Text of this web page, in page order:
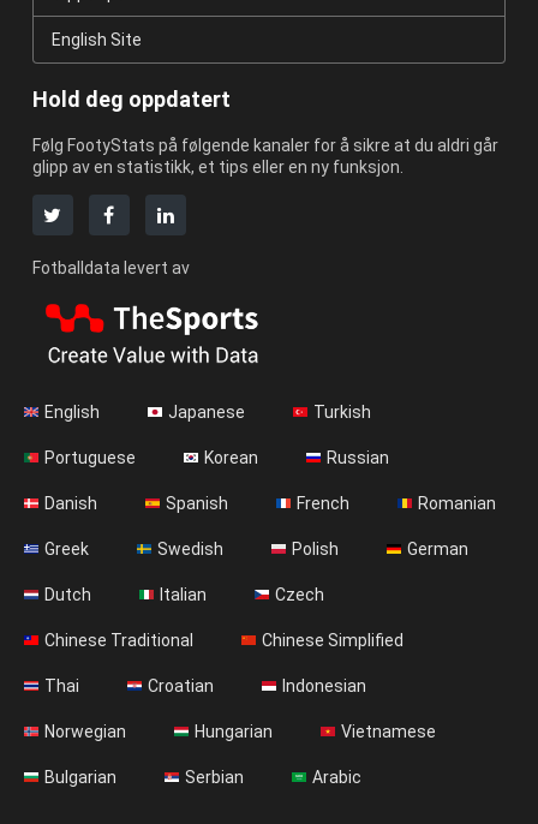
English Site
Hold deg oppdatert
Følg FootyStats på følgende kanaler for å sikre at du aldri går
glipp av en statistikk, et tips eller en ny funksjon.
Fotballdata levert av
English Japanese Turkish
Portuguese Korean Russian
Danish Spanish French Romanian
Greek Swedish Polish German
Dutch Italian Czech
Chinese Traditional Chinese Simplified
Thai Croatian Indonesian
Norwegian Hungarian Vietnamese
Bulgarian Serbian Arabic